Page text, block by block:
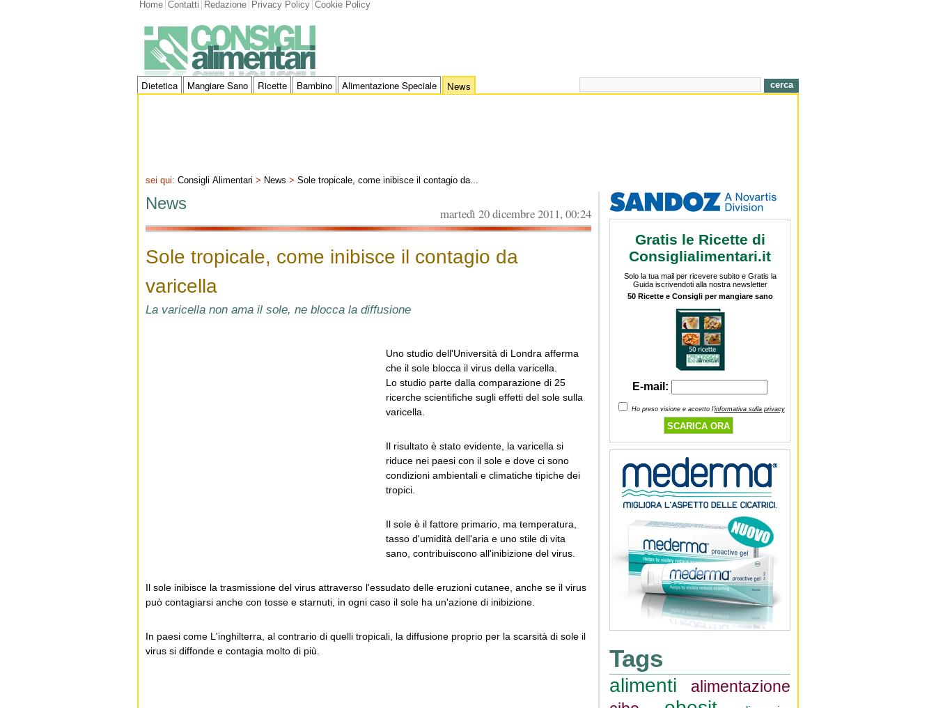
Home Contatti Redazione Privacy Policy Cookie Policy
Dietetica Mangiare Sano Ricette Bambino Alimentazione Speciale News
sei qui: Consigli Alimentari > News > Sole tropicale, come inibisce il contagio da...
News
martedì 20 dicembre 2011, 00:24
Sole tropicale, come inibisce il contagio da
varicella
La varicella non ama il sole, ne blocca la diffusione
Uno studio dell'Università di Londra afferma
che il sole blocca il virus della varicella.
Lo studio parte dalla comparazione di 25
ricerche scientifiche sugli effetti del sole sulla
varicella.
Il risultato è stato evidente, la varicella si
riduce nei paesi con il sole e dove ci sono
condizioni ambientali e climatiche tipiche dei
tropici.
Il sole è il fattore primario, ma temperatura,
tasso d'umidità dell'aria e uno stile di vita
sano, contribuiscono all'inibizione del virus.
Il sole inibisce la trasmissione del virus attraverso l'essudato delle eruzioni cutanee, anche se il virus
può contagiarsi anche con tosse e starnuti, in ogni caso il sole ha un'azione di inibizione.
In paesi come L'inghilterra, al contrario di quelli tropicali, la diffusione proprio per la scarsità di sole il
virus si diffonde e contagia molto di più.
Gratis le Ricette di
Consiglialimentari.it
Solo la tua mail per ricevere subito e Gratis la
Guida iscrivendoti alla nostra newsletter
50 Ricette e Consigli per mangiare sano
E-mail:
Ho preso visione e accetto l'informativa sulla privacy
Tags
alimenti
alimentazione